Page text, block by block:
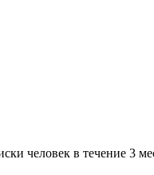
человек в течение 3